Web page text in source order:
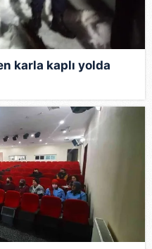
karla kaplı yolda